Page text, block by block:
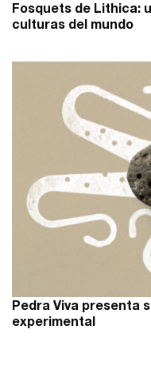
Fosquets de Lithica:
culturas del mundo
Pedra Viva presenta
experimental